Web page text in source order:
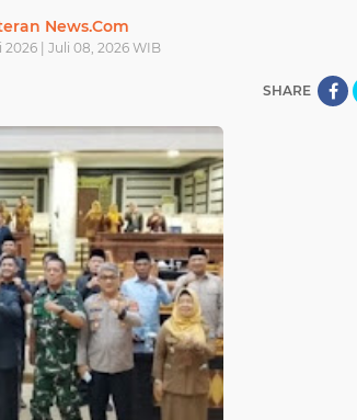
News.Com
2026 | Juli 08, 2026 WIB
SHARE